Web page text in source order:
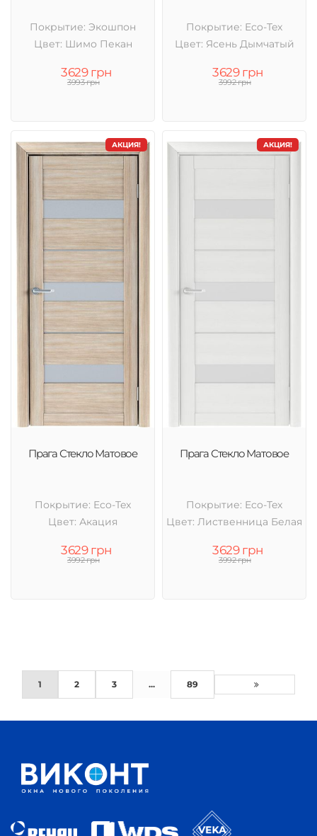
Покрытие: Экошпон
Цвет: Шимо Пекан
3629 грн
3993 грн
Покрытие: Eco-Tex
Цвет: Ясень Дымчатый
3629 грн
3992 грн
АКЦИЯ!
Прага Стекло Матовое
Покрытие: Eco-Tex
Цвет: Акация
3629 грн
3992 грн
АКЦИЯ!
Прага Стекло Матовое
Покрытие: Eco-Tex
Цвет: Лиственница Белая
3629 грн
3992 грн
1 2 3 ... 89